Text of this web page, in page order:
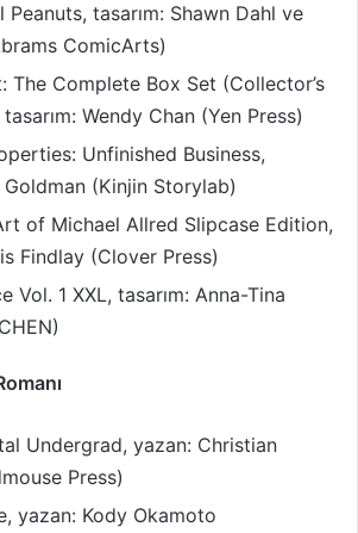
Peanuts, tasarım: Shawn Dahl ve
ComicArts)
The Complete Box Set (Collector’s
Wendy Chan (Yen Press)
Unfinished Business,
Goldman (Kinjin Storylab)
of Michael Allred Slipcase Edition,
Findlay (Clover Press)
Vol. 1 XXL, tasarım: Anna-Tina
Undergrad, yazan: Christian
Press)
yazan: Kody Okamoto